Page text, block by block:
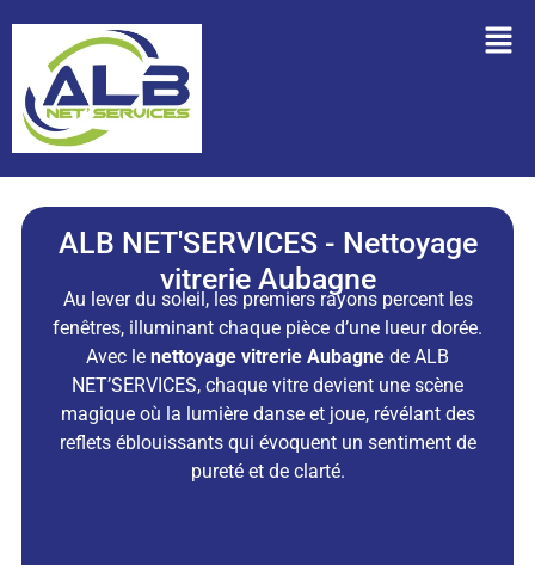
ALB NET'SERVICES - Nettoyage
vitrerie Aubagne
Au lever du soleil, les premiers rayons percent les
fenêtres, illuminant chaque pièce d’une lueur dorée.
Avec le nettoyage vitrerie Aubagne de ALB
NET’SERVICES, chaque vitre devient une scène
magique où la lumière danse et joue, révélant des
reflets éblouissants qui évoquent un sentiment de
pureté et de clarté.